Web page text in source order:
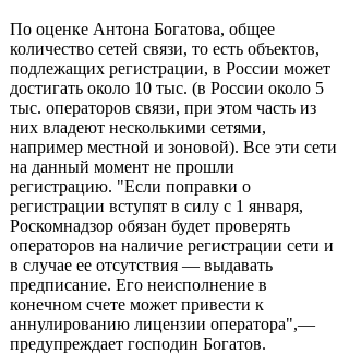
По оценке Антона Богатова, общее
количество сетей связи, то есть объектов,
подлежащих регистрации, в России может
достигать около 10 тыс. (в России около 5
тыс. операторов связи, при этом часть из
них владеют несколькими сетями,
например местной и зоновой). Все эти сети
на данный момент не прошли
регистрацию. "Если поправки о
регистрации вступят в силу с 1 января,
Роскомнадзор обязан будет проверять
операторов на наличие регистрации сети и
в случае ее отсутствия — выдавать
предписание. Его неисполнение в
конечном счете может привести к
аннулированию лицензии оператора",—
предупреждает господин Богатов.